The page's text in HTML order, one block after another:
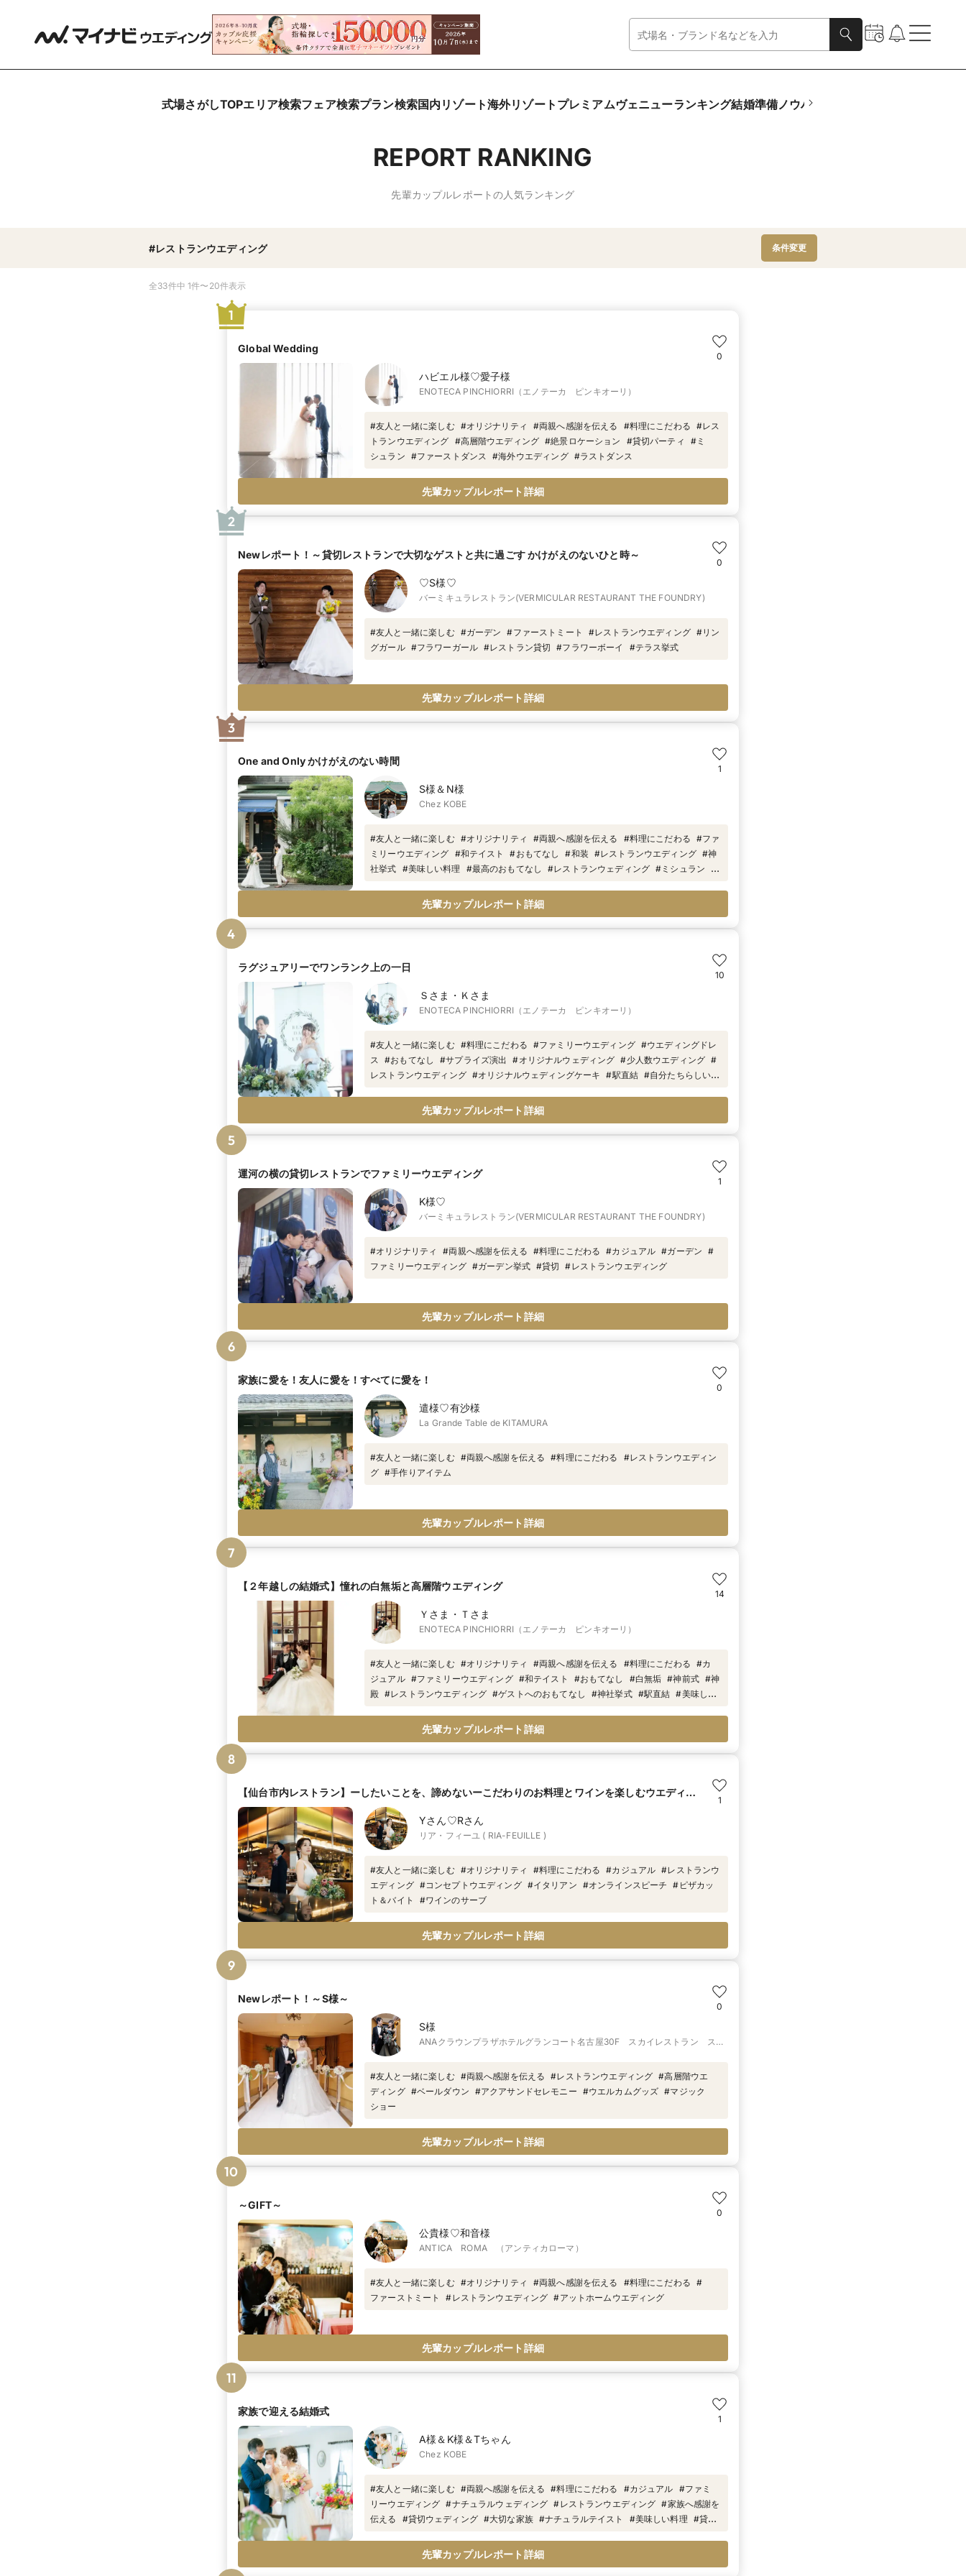
式場さがしTOPエリア検索フェア検索プラン検索国内リゾート海外リゾート プレミアムヴェニューランキング結婚準備ノウハウ
REPORT RANKING
先輩カップルレポートの人気ランキング
#レストランウエディング 条件変更
全33件中 1件〜20件表示
1
Global Wedding
0
ハビエル様♡愛子様
ENOTECA PINCHIORRI（エノテーカ ピンキオーリ）
#友人と一緒に楽しむ #オリジナリティ #両親へ感謝を伝える #料理にこだわる #レス
トランウエディング #高層階ウエディング #絶景ロケーション #貸切パーティ #ミ
シュラン #ファーストダンス #海外ウエディング #ラストダンス
先輩カップルレポート詳細
2
Newレポート！～貸切レストランで大切なゲストと共に過ごす かけがえのないひと時～
0
♡S様♡
バーミキュラレストラン(VERMICULAR RESTAURANT THE FOUNDRY)
#友人と一緒に楽しむ #ガーデン #ファーストミート #レストランウエディング #リン
グガール #フラワーガール #レストラン貸切 #フラワーボーイ #テラス挙式
先輩カップルレポート詳細
3
One and Only かけがえのない時間
1
S様＆N様
Chez KOBE
#友人と一緒に楽しむ #オリジナリティ #両親へ感謝を伝える #料理にこだわる #ファ
ミリーウエディング #和テイスト #おもてなし #和装 #レストランウエディング #神
社挙式 #美味しい料理 #最高のおもてなし #レストランウェディング # ミシュラン
#
先輩カップルレポート詳細
4
ラグジュアリーでワンランク上の一日
10
Ｓさま・Ｋさま
ENOTECA PINCHIORRI（エノテーカ ピンキオーリ）
#友人と一緒に楽しむ #料理にこだわる #ファミリーウエディング #ウエディングドレ
ス
#おもてなし #サプライズ演出 #オリジナルウェディング #少人数ウエディング #
レストランウエディング #オリジナルウェディングケーキ #駅直結 #自分たちらしいオ
リングリレー #プロポーズ 独立チャペル
先輩カップルレポート詳細
5
運河の横の貸切レストランでファミリーウエディング
1
K様♡
バーミキュラレストラン(VERMICULAR RESTAURANT THE FOUNDRY)
#オリジナリティ #両親へ感謝を伝える #料理にこだわる #カジュアル #ガーデン
#
ファミリーウエディング #ガーデン挙式 #貸切 #レストランウエディング
先輩カップルレポート詳細
6
家族に愛を！友人に愛を！すべてに愛を！
0
遣様♡有沙様
La Grande Table de KITAMURA
#友人と一緒に楽しむ #両親へ感謝を伝える #料理にこだわる #レストランウエディン
グ #手作りアイテム
先輩カップルレポート詳細
7
【２年越しの結婚式】憧れの白無垢と高層階ウエディング
14
Ｙさま・Ｔさま
ENOTECA PINCHIORRI（エノテーカ ピンキオーリ）
#友人と一緒に楽しむ #オリジナリティ #両親へ感謝を伝える #料理にこだわる #カ
ジュアル #ファミリーウエディング #和テイスト #おもてなし #白無垢 #神前式 #神
殿 #レストランウエディング #ゲストへのおもてなし #神社挙式 #駅直結 #美味しい
先輩カップルレポート詳細
8
【仙台市内レストラン】ーしたいことを、諦めないーこだわりのお料理とワインを楽しむウエディン
グ
1
Yさん♡Rさん
リア・フィーユ ( RIA-FEUILLE )
#友人と一緒に楽しむ #オリジナリティ #料理にこだわる #カジュアル #レストランウ
エディング #コンセプトウエディング #イタリアン #オンラインスピーチ # ピザカッ
ト＆バイト
#ワインのサーブ
先輩カップルレポート詳細
9
Newレポート！～S様～
0
S様
ANAクラウンプラザホテルグランコート名古屋30F スカイレストラン ス
#友人と一緒に楽しむ #両親へ感謝を伝える #レストランウエディング #高層階ウエ
ディング #ベールダウン #アクアサンドセレモニー #ウエルカムグッズ #マジック
ショー
先輩カップルレポート詳細
10
～GIFT～
0
公貴様♡和音様
ANTICA ROMA （アンティカローマ）
#友人と一緒に楽しむ #オリジナリティ #両親へ感謝を伝える #料理にこだわる #
ファーストミート
#レストランウエディング #アットホームウエディング
先輩カップルレポート詳細
11
家族で迎える結婚式
1
A様＆K様＆Tちゃん
Chez KOBE
#友人と一緒に楽しむ #両親へ感謝を伝える #料理にこだわる #カジュアル #ファミ
リーウエディング #ナチュラルウェディング #レストランウエディング #家族へ感謝を
伝える
#貸切ウェディング #大切な家族 #ナチュラルテイスト #美味しい料理 #貸切
ミシュラン一つ星 # 子供と一緒に結婚式
先輩カップルレポート詳細